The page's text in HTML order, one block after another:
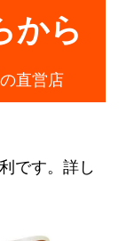
から
直営店
です。詳し